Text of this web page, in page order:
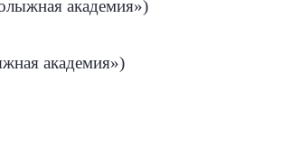
академия»)
академия»)